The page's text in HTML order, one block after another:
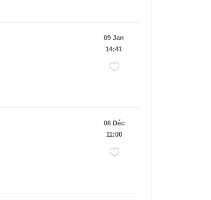
09 Jan
14:41
06 Déc
11:00